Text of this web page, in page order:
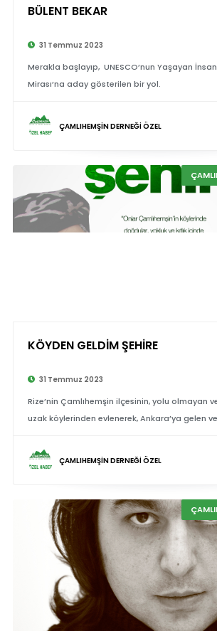
BÜLENT BEKAR
31 Temmuz 2023
Merakla başlayıp, UNESCO’nun Yaşayan
Mirası’na aday gösterilen bir yol.
ÇAMLIHEMŞİN DERNEĞİ ÖZEL
KÖYDEN GELDİM ŞEHİRE
31 Temmuz 2023
Rize’nin Çamlıhemşin ilçesinin, yolu olmayan
uzak köylerinden evlenerek, Ankara’ya gelen
doktorlar yetiştiren
ÇAMLIHEMŞİN DERNEĞİ ÖZEL